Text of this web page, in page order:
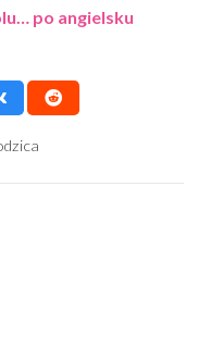
po angielsku